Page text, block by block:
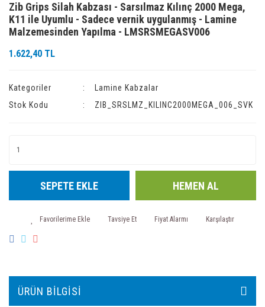
Zib Grips Silah Kabzası - Sarsılmaz Kılınç 2000 Mega,
K11 ile Uyumlu - Sadece vernik uygulanmış - Lamine
Malzemesinden Yapılma - LMSRSMEGASV006
1.622,40 TL
Kategoriler
Lamine Kabzalar
Stok Kodu
ZIB_SRSLMZ_KILINC2000MEGA_006_SVK
SEPETE EKLE HEMEN AL
Tavsiye Et Fiyat Alarmı Karşılaştır
ÜRÜN BILGISI